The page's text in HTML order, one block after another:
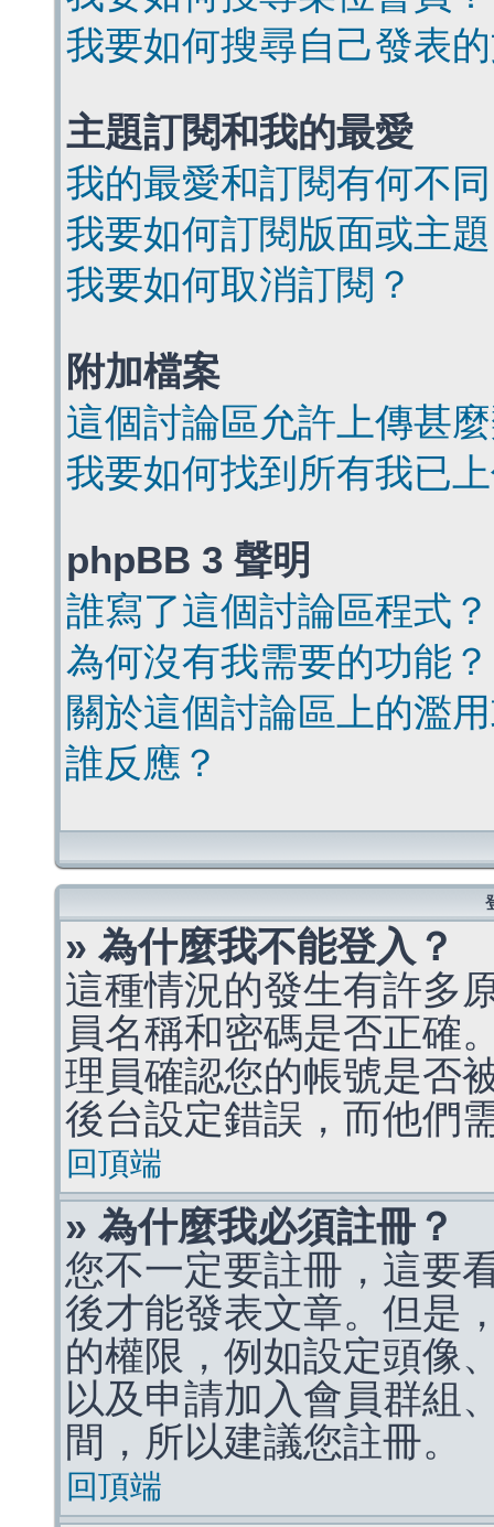
我要如何搜尋自己發表
主題訂閱和我的最愛
我的最愛和訂閱有何不
我要如何訂閱版面或主
我要如何取消訂閱？
附加檔案
這個討論區允許上傳甚
我要如何找到所有我已
phpBB 3 聲明
誰寫了這個討論區程式？
為何沒有我需要的功能？
關於這個討論區上的濫
誰反應？
» 為什麼我不能登入？
這種情況的發生有許多
員名稱和密碼是否正確
理員確認您的帳號是否
後台設定錯誤，而他們
回頂端
» 為什麼我必須註冊？
您不一定要註冊，這要
後才能發表文章。但是
的權限，例如設定頭像
以及申請加入會員群組
間，所以建議您註冊。
回頂端